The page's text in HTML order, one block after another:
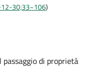
12-30;33~106)
di proprietà